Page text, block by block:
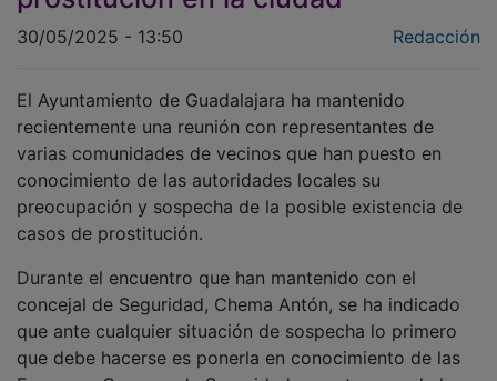
30/05/2025 - 13:50
recientemente una reunión con representantes de
varias comunidades de vecinos que han puesto en
conocimiento de las autoridades locales su
preocupación y sospecha de la posible existencia de
casos de prostitución.
concejal de Seguridad, Chema Antón, se ha indicado
que ante cualquier situación de sospecha lo primero
que debe hacerse es ponerla en conocimiento de las
Fuerzas y Cuerpos de Seguridad, en este caso de la